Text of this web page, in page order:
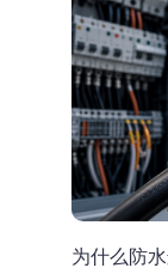
为什么防